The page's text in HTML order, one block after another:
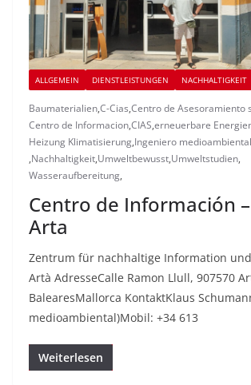
ALLGEMEIN DIENSTLEISTUNGEN NACHHALTIGKEIT
Baumaterialien,C-Cias,Centro de Asesoramiento
Centro de Informacion,CIAS,erneuerbare
Heizung Klimatisierung,Ingeniero medioambiental
,Nachhaltigkeit,Umweltbewusst,Umweltstudien,
Wasseraufbereitung,
Centro de Información –
Arta
Zentrum für nachhaltige Information
Artà AdresseCalle Ramon Llull, 907570
BalearesMallorca KontaktKlaus
medioambiental)Mobil: +34 613
Weiterlesen